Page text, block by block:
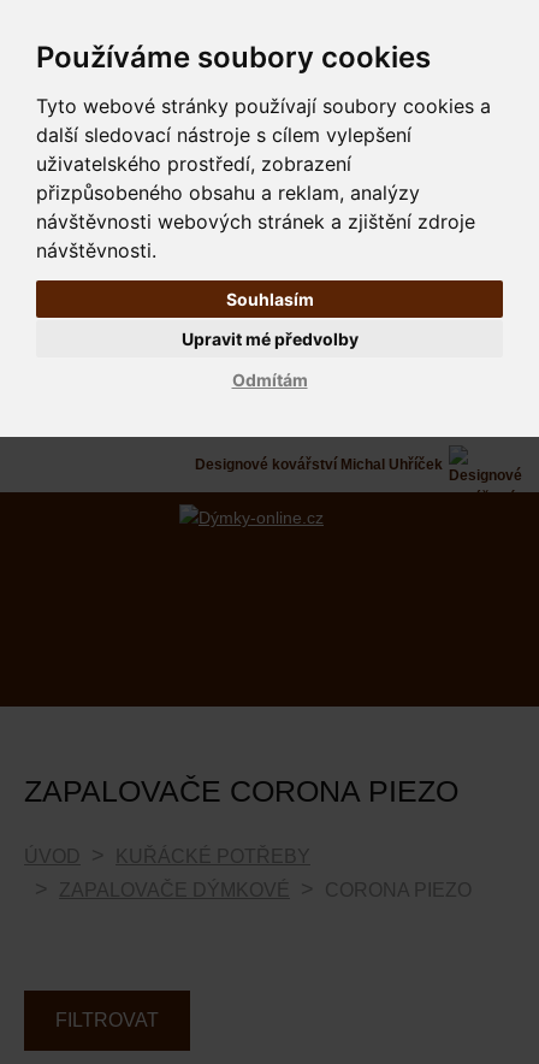
Používáme soubory cookies
Tyto webové stránky používají soubory cookies a
další sledovací nástroje s cílem vylepšení
uživatelského prostředí, zobrazení
přizpůsobeného obsahu a reklam, analýzy
návštěvnosti webových stránek a zjištění zdroje
návštěvnosti.
Souhlasím
Odmítám
Upravit mé předvolby
Designové kovářství Michal Uhříček
ZAPALOVAČE CORONA PIEZO
ÚVOD
KUŘÁCKÉ POTŘEBY
ZAPALOVAČE DÝMKOVÉ
CORONA PIEZO
FILTROVAT